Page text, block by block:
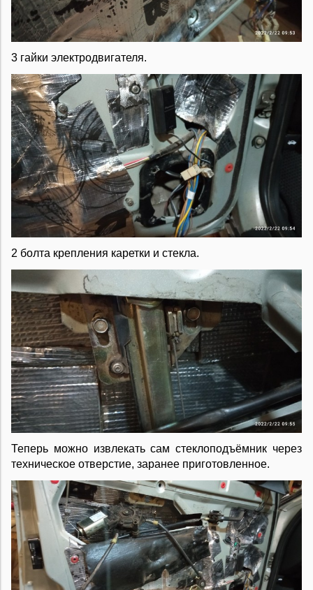
3 гайки электродвигателя.
2 болта крепления каретки и стекла.
Теперь можно извлекать сам стеклоподъёмник через
техническое отверстие, заранее приготовленное.